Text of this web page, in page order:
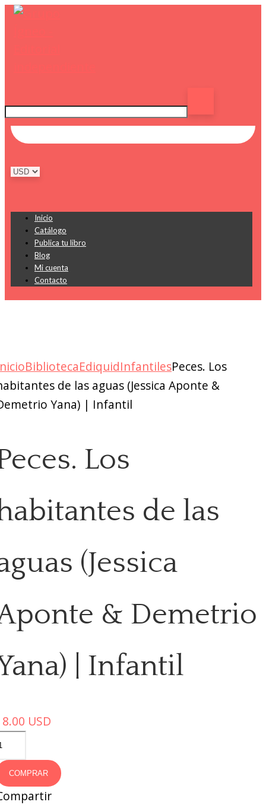
Inicio
Catálogo
Publica tu libro
Blog
Mi cuenta
Contacto
BibliotecaEdiquidInfantilesPeces. Los
de las aguas (Jessica Aponte &
Yana) | Infantil
Los
de las
(Jessica
& Demetrio
| Infantil
USD
COMPRAR